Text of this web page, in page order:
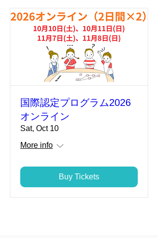
国際認定プログラム2026
オンライン
Sat, Oct 10
More info
Buy Tickets